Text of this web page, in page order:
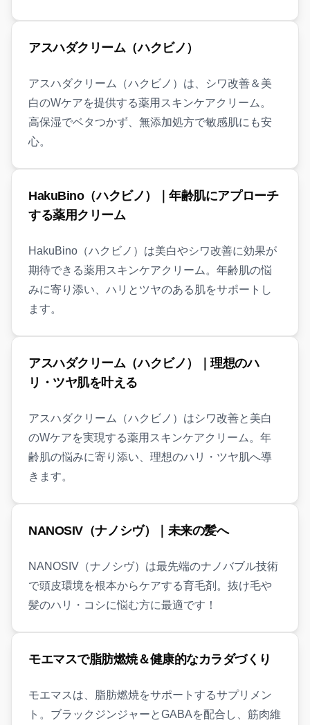
アスハダクリーム（ハクビノ）
アスハダクリーム（ハクビノ）は、シワ改善＆美
白のWケアを提供する薬用スキンケアクリーム。
高保湿でベタつかず、無添加処方で敏感肌にも安
心。
HakuBino（ハクビノ）｜年齢肌にアプローチ
する薬用クリーム
HakuBino（ハクビノ）は美白やシワ改善に効果が
期待できる薬用スキンケアクリーム。年齢肌の悩
みに寄り添い、ハリとツヤのある肌をサポートし
ます。
アスハダクリーム（ハクビノ）｜理想のハ
リ・ツヤ肌を叶える
アスハダクリーム（ハクビノ）はシワ改善と美白
のWケアを実現する薬用スキンケアクリーム。年
齢肌の悩みに寄り添い、理想のハリ・ツヤ肌へ導
きます。
NANOSIV（ナノシヴ）｜未来の髪へ
NANOSIV（ナノシヴ）は最先端のナノバブル技術
で頭皮環境を根本からケアする育毛剤。抜け毛や
髪のハリ・コシに悩む方に最適です！
モエマスで脂肪燃焼＆健康的なカラダづくり
モエマスは、脂肪燃焼をサポートするサプリメン
ト。ブラックジンジャーとGABAを配合し、筋肉維